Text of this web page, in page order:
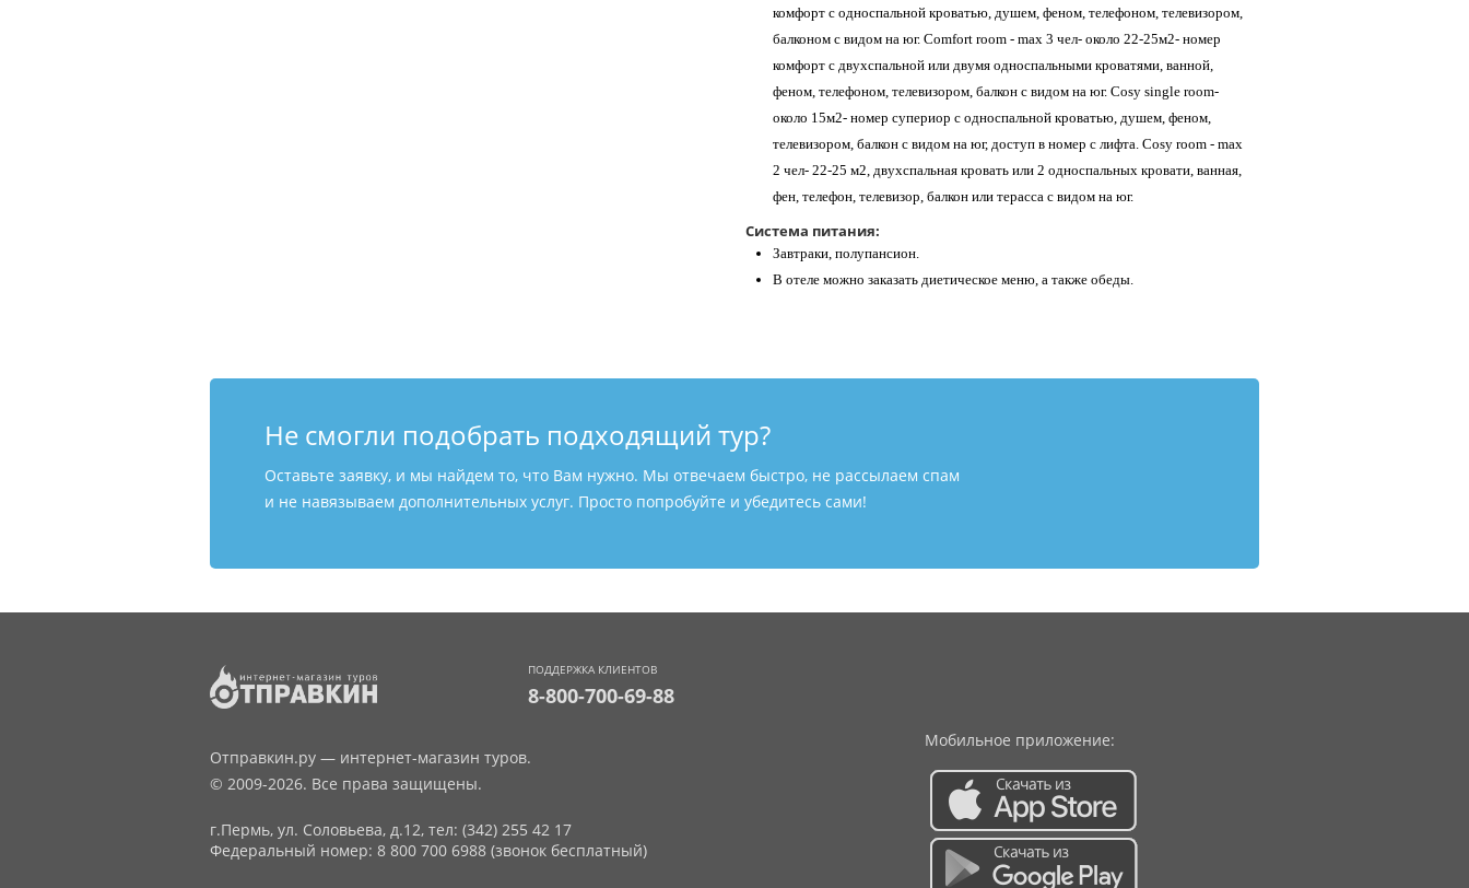
комфорт с односпальной кроватью, душем, феном, телефоном, телевизором,
балконом с видом на юг. Comfort room - max 3 чел- около 22-25м2- номер
комфорт с двухспальной или двумя односпальными кроватями, ванной,
феном, телефоном, телевизором, балкон с видом на юг. Cosy single room-
около 15м2- номер супериор с односпальной кроватью, душем, феном,
телевизором, балкон с видом на юг, доступ в номер с лифта. Cosy room - max
2 чел- 22-25 м2, двухспальная кровать или 2 односпальных кровати, ванная,
фен, телефон, телевизор, балкон или терасса с видом на юг.
Система питания:
Завтраки, полупансион.
В отеле можно заказать диетическое меню, а также обеды.
Не смогли подобрать подходящий тур?
Оставьте заявку, и мы найдем то, что Вам нужно. Мы отвечаем быстро, не рассылаем спам
и не навязываем дополнительных услуг. Просто попробуйте и убедитесь сами!
ПОДДЕРЖКА КЛИЕНТОВ
8-800-700-69-88
Отправкин.ру — интернет-магазин туров.
© 2009-2026. Все права защищены.
г.Пермь, ул. Соловьева, д.12, тел: (342) 255 42 17
Федеральный номер: 8 800 700 6988 (звонок бесплатный)
Мобильное приложение: